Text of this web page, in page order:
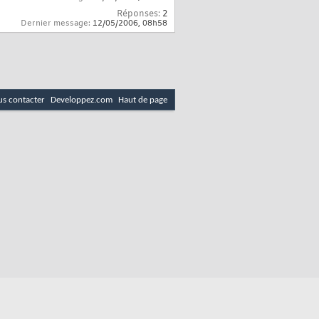
Réponses: 2
Dernier message: 12/05/2006, 08h58
contacter Developpez.com Haut de page